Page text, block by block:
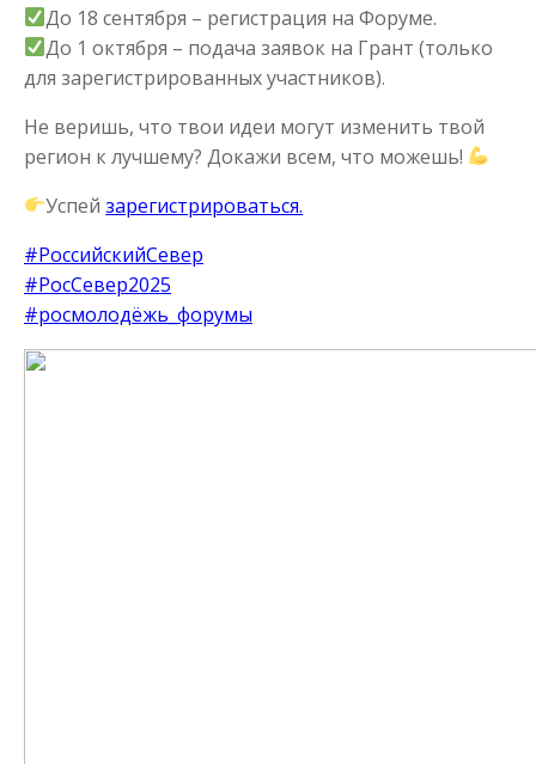
До 18 сентября – регистрация на Форуме.
До 1 октября – подача заявок на Грант (только
для зарегистрированных участников).
Не веришь, что твои идеи могут изменить твой
регион к лучшему? Докажи всем, что можешь!
Успейзарегистрироваться.
#РоссийскийСевер
#РосСевер2025
#росмолодёжь_форумы